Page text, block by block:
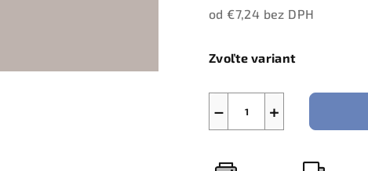
od€7,24 bez DPH
cena:
Zvoľte variant
+
−